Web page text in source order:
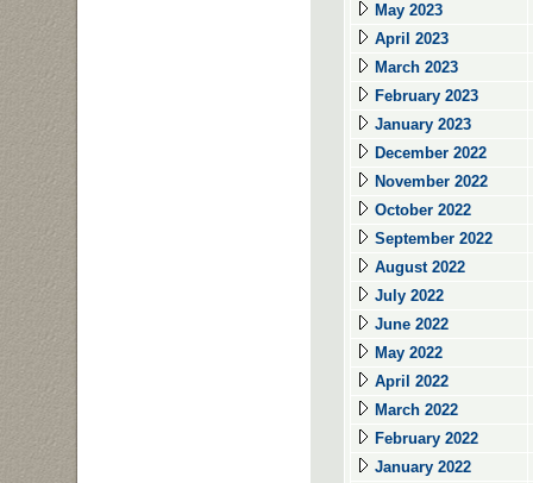
May 2023
April 2023
March 2023
February 2023
January 2023
December 2022
November 2022
October 2022
September 2022
August 2022
July 2022
June 2022
May 2022
April 2022
March 2022
February 2022
January 2022